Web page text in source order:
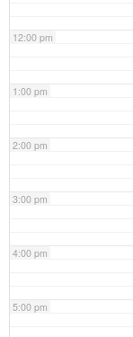
12:00 pm
1:00 pm
2:00 pm
3:00 pm
4:00 pm
5:00 pm